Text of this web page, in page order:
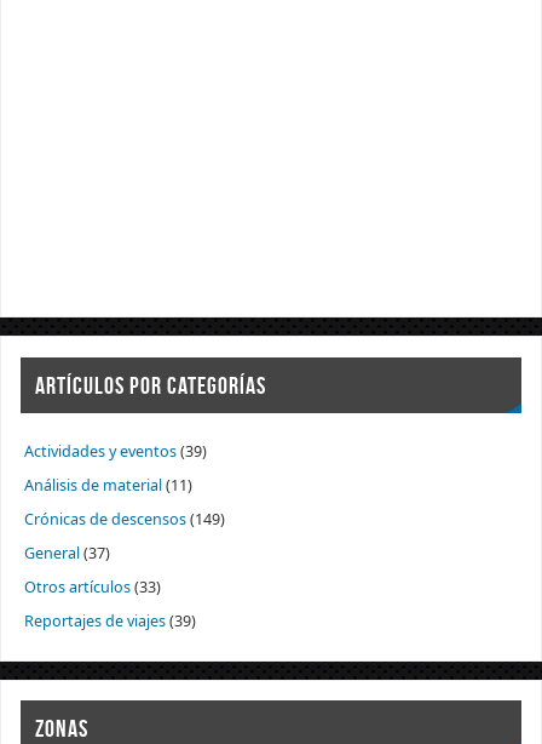
ARTÍCULOS POR CATEGORÍAS
Actividades y eventos(39)
Análisis de material(11)
Crónicas de descensos(149)
General(37)
Otros artículos(33)
Reportajes de viajes(39)
ZONAS